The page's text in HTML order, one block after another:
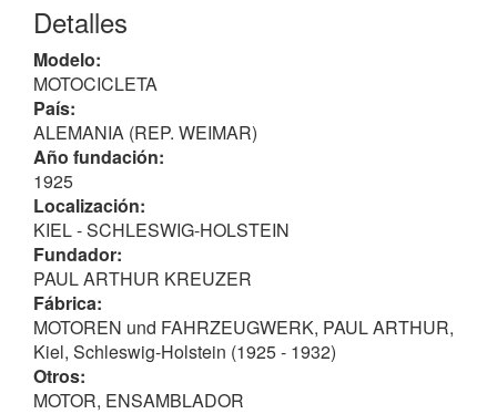
No confundir con:
ATLANTIC (Berlin)
ATLANTIK (Bamberg)
Detalles
Modelo:
MOTOCICLETA
País:
ALEMANIA (REP. WEIMAR)
Año fundación:
1925
Localización:
KIEL - SCHLESWIG-HOLSTEIN
Fundador:
PAUL ARTHUR KREUZER
Fábrica:
MOTOREN und FAHRZEUGWERK, PAUL ARTHUR,
Kiel, Schleswig-Holstein (1925 - 1932)
Otros:
MOTOR, ENSAMBLADOR